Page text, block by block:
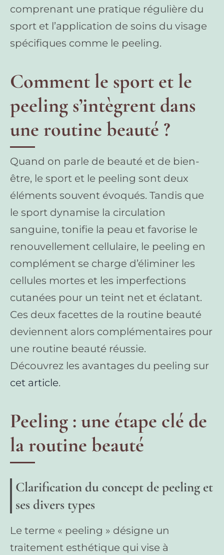
comprenant une pratique régulière du
sport et l’application de soins du visage
spécifiques comme le peeling.
Comment le sport et le
peeling s’intègrent dans
une routine beauté ?
Quand on parle de beauté et de bien-
être, le sport et le peeling sont deux
éléments souvent évoqués. Tandis que
le sport dynamise la circulation
sanguine, tonifie la peau et favorise le
renouvellement cellulaire, le peeling en
complément se charge d’éliminer les
cellules mortes et les imperfections
cutanées pour un teint net et éclatant.
Ces deux facettes de la routine beauté
deviennent alors complémentaires pour
une routine beauté réussie.
Découvrez les avantages du peeling sur
cet article.
Peeling : une étape clé de
la routine beauté
Clarification du concept de peeling et
ses divers types
Le terme « peeling » désigne un
traitement esthétique qui vise à